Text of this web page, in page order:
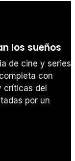
los sueños
de cine y series.
con
del
por un